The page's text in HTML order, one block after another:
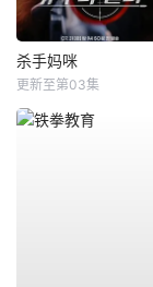
杀手妈咪
更新至第03集